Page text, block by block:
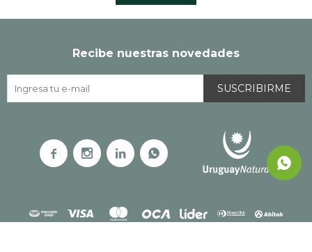
Recibe nuestras novedades
SUSCRIBIRME
   